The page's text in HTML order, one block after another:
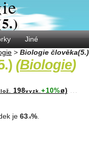
Jiné
> Biologie člověka(5.)
(Biologie)
198vyzk.+10%ø) ...
je 63.4%.